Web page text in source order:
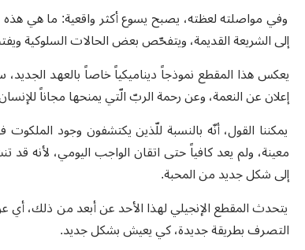
وفي مواصلته لعظته، يصبح يسوع أكثر واقعية: ما هي هذه
إلى الشريعة القديمة، ويتفحّص بعض الحالات السلوكية
يعكس هذا المقطع نموذجاً ديناميكياً خاصاً بالعهد
إعلان عن النعمة، وعن رحمة الربّ الّتي يمنحها مجاناً
يمكننا القول، أنّه بالنسبة للّذين يكتشفون وجود
معينة، ولم يعد كافياً حتى اتقان الواجب اليومي، لأنه
إلى شكل جديد من المحبة.
يتحدث المقطع الإنجيلي لهذا الأحد عن أبعد من ذلك، أي
التصرف بطريقة جديدة، كي يعيش بشكل جديد.